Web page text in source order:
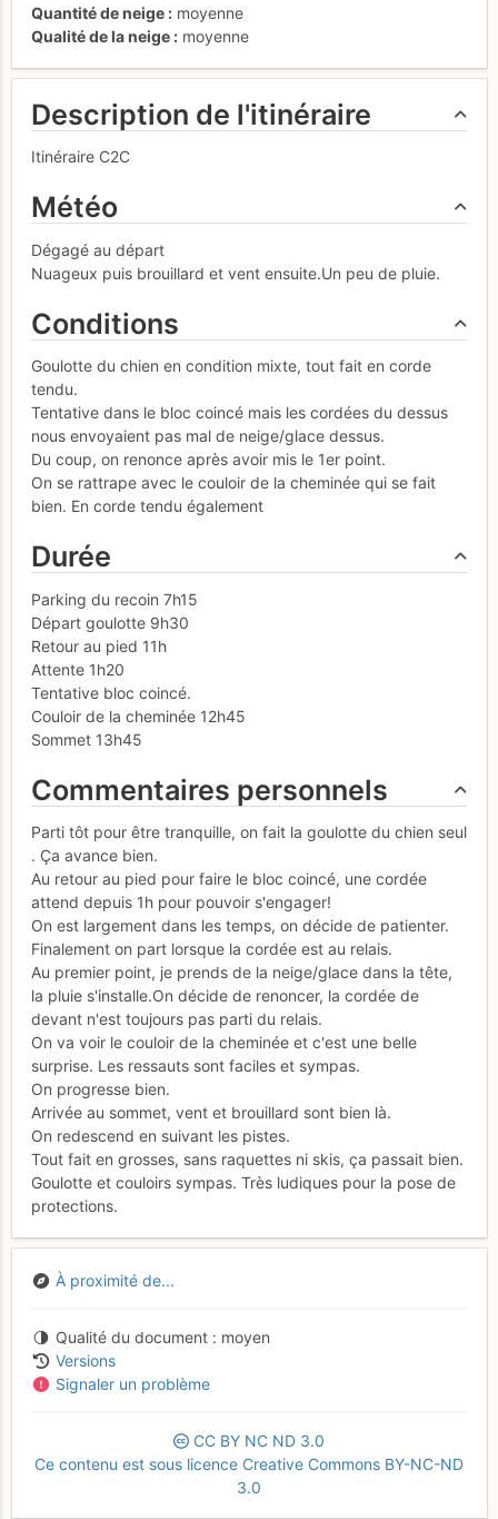
Quantité de neige
moyenne
Qualité de la neige
moyenne
Description de l'itinéraire
Itinéraire C2C
Météo
Dégagé au départ
Nuageux puis brouillard et vent ensuite.Un peu de pluie.
Conditions
Goulotte du chien en condition mixte, tout fait en corde
tendu.
Tentative dans le bloc coincé mais les cordées du dessus
nous envoyaient pas mal de neige/glace dessus.
Du coup, on renonce après avoir mis le 1er point.
On se rattrape avec le couloir de la cheminée qui se fait
bien. En corde tendu également
Durée
Parking du recoin 7h15
Départ goulotte 9h30
Retour au pied 11h
Attente 1h20
Tentative bloc coincé.
Couloir de la cheminée 12h45
Sommet 13h45
Commentaires personnels
Parti tôt pour être tranquille, on fait la goulotte du chien seul
. Ça avance bien.
Au retour au pied pour faire le bloc coincé, une cordée
attend depuis 1h pour pouvoir s'engager!
On est largement dans les temps, on décide de patienter.
Finalement on part lorsque la cordée est au relais.
Au premier point, je prends de la neige/glace dans la tête,
la pluie s'installe.On décide de renoncer, la cordée de
devant n'est toujours pas parti du relais.
On va voir le couloir de la cheminée et c'est une belle
surprise. Les ressauts sont faciles et sympas.
On progresse bien.
Arrivée au sommet, vent et brouillard sont bien là.
On redescend en suivant les pistes.
Tout fait en grosses, sans raquettes ni skis, ça passait bien.
Goulotte et couloirs sympas. Très ludiques pour la pose de
protections.
À proximité de...
Qualité du document
moyen
Versions
Signaler un problème
CC BY NC ND 3.0
Ce contenu est sous licence Creative Commons BY-NC-ND
3.0